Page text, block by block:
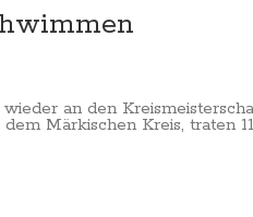
an den
Märkischen Kreis, traten